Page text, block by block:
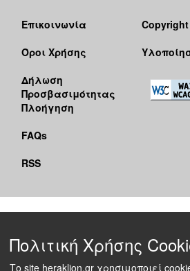
Επικοινωνία
Όροι Χρήσης
Δήλωση
Προσβασιμότητας
Πλοήγηση
FAQs
RSS
Πολιτική Χρήσης
Το site heraklion.gr χρησιμοποιεί